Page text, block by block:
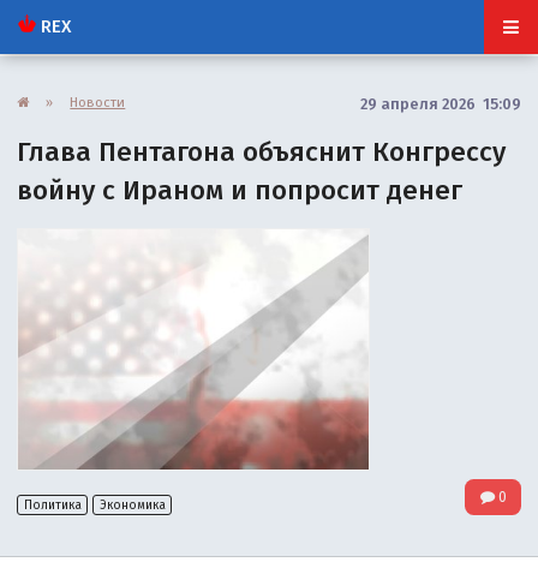
REX
» Новости 29 апреля 2026 15:09
Глава Пентагона объяснит Конгрессу
войну с Ираном и попросит денег
Политика Экономика 0